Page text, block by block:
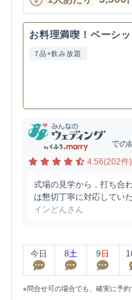
お料理満喫！ベーシ
7品+飲み放題
での
4.56(202件)
式場の見学から，打ち合
は懇切丁寧に対応していた
インどんさん
今日 8土 9 日
※問合せ可の場合でも、確実に予約